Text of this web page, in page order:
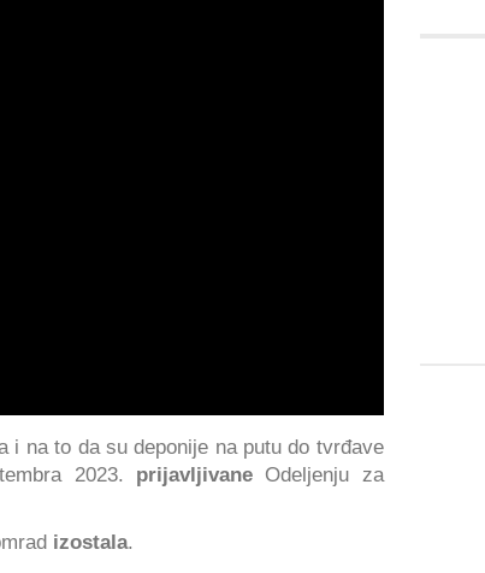
i na to da su deponije na putu do tvrđave
2023. prijavljivane Odeljenju za
izostala.